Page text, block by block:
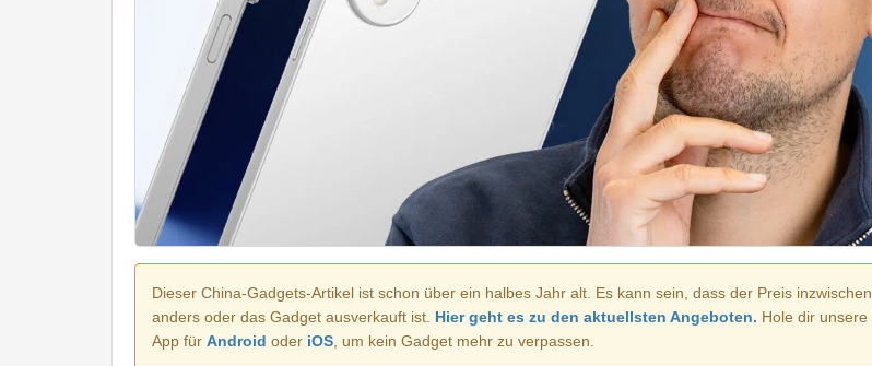
Dieser China-Gadgets-Artikel ist schon über ein halbes Jahr alt. Es kann sein, dass der Preis inzwischen
anders oder das Gadget ausverkauft ist. Hier geht es zu den aktuellsten Angeboten. Hole dir unsere
App für Android oder iOS , um kein Gadget mehr zu verpassen.